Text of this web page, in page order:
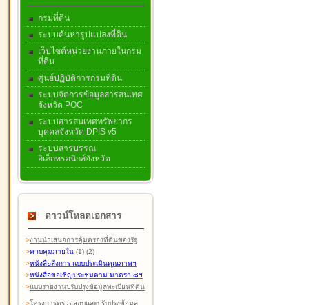
กรมที่ดิน
ระบบค้นหารูปแปลงที่ดิน
เว็บไซต์หน่วยงานภายในกรม
ที่ดิน
ศูนย์ปฏิบัติการกรมที่ดิน
ระบบจัดการข้อมูลสารสนเทศ
จังหวัด POC
ระบบสารสนเทศทรัพยากร
บุคคลจังหวัด DPIS v5
ระบบสารบรรณ
อิเล็กทรอนิกส์จังหวัด
ดาวน์โหลดเอกสาร
>งานนำเสนอการคุ้มครองที่ดินของรัฐ
>ควบคุมภายใน (1) (2)
>หนังสือสังการ-แบบประเมินคุณภาพฯ
>หนังสือขอเชิญประชุมตาม มาตรา ๘ฯ
>แบบรายงานปรับปรุงข้อมูลทะเบียนที่ดิน
>โครงการตรวจสอบและปรับปรุงข้อมูล